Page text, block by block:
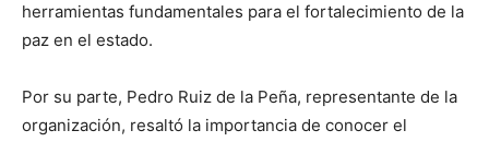
herramientas fundamentales para el fortalecimiento de la
paz en el estado.
Por su parte, Pedro Ruiz de la Peña, representante de la
organización, resaltó la importancia de conocer el